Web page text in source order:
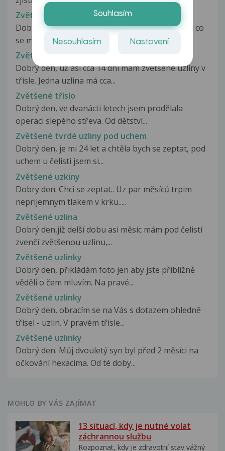
Zvětšené stydké pysky
Dobrý den mám takový problém. Je to asi týden co
se mi zvětšily stydké pysky...
Zvětšené tříselné uzliny
Dobrý den, už asi cca 14 dní mám zvětšené uzliny v
třísle. Jedna uzlina má cca...
Zvětšené tříslo
Dobrý den, ve dvanácti letech jsem prodělala
operaci slepého střeva. Od dětství...
Zvětšené tvrdé uzliny pod uchem
Dobrý den, je mi 24 let a chtěla bych se zeptat, pod
uchem u čelisti jsem si...
Zvětšené uzkiny
Dobry den. Chci se zeptat.. Uz par měsíců trpim
neprijemnym tlakem v krku.....
Zvětšené uzlina
Dobrý den,již delší dobu asi měsíc mám pod čelistí
zvenčí zvětšenou uzlinu,...
Zvětšené uzlinky
Dobrý den, přikládám foto jen aby jste přibližně
věděli o čem mluvím. Na pravé...
Zvětšené uzlinky
Dobrý den, obracím se na Vás s dotazem ohledně
třísel - uzlin. V pravém třísle...
Zvětšené uzlinky
Dobrý den. Můj dvouletý syn byl před 2 měsíci na
očkování hexacima. Od té doby...
MOHLO BY VÁS ZAJÍMAT
13 situací, kdy je nutné volat
záchrannou službu
Rozpoznat, kdy je zdravotní stav vážný
Souhlasím
Nesouhlasím Nastavení